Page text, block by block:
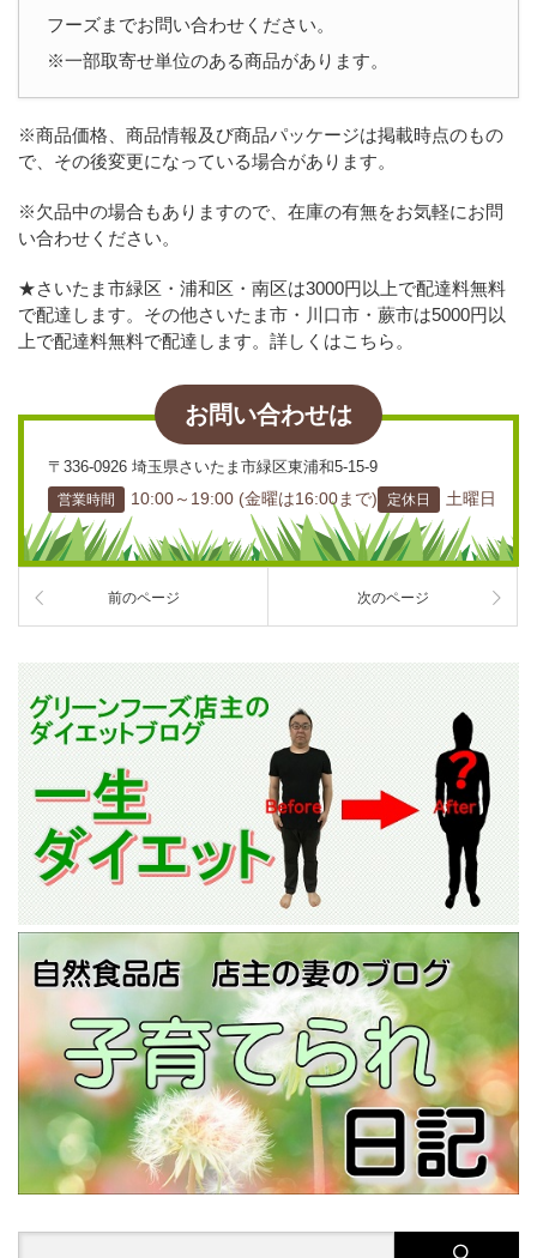
フーズまでお問い合わせください。
※一部取寄せ単位のある商品があります。
※商品価格、商品情報及び商品パッケージは掲載時点のもの
で、その後変更になっている場合があります。
※欠品中の場合もありますので、在庫の有無をお気軽にお問
い合わせください。
★さいたま市緑区・浦和区・南区は3000円以上で配達料無料
で配達します。その他さいたま市・川口市・蕨市は5000円以
上で配達料無料で配達します。詳しくはこちら。
お問い合わせは
〒336-0926 埼玉県さいたま市緑区東浦和5-15-9
営業時間
10:00～19:00 (金曜は16:00まで) 定休日 土曜日
前のページ 次のページ